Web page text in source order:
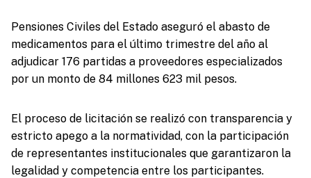
Pensiones Civiles del Estado aseguró el abasto de
medicamentos para el último trimestre del año al
adjudicar 176 partidas a proveedores especializados
por un monto de 84 millones 623 mil pesos.
El proceso de licitación se realizó con transparencia y
estricto apego a la normatividad, con la participación
de representantes institucionales que garantizaron la
legalidad y competencia entre los participantes.